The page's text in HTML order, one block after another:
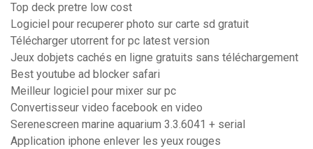
Top deck pretre low cost
Logiciel pour recuperer photo sur carte sd gratuit
Télécharger utorrent for pc latest version
Jeux dobjets cachés en ligne gratuits sans téléchargement
Best youtube ad blocker safari
Meilleur logiciel pour mixer sur pc
Convertisseur video facebook en video
Serenescreen marine aquarium 3.3.6041 + serial
Application iphone enlever les yeux rouges